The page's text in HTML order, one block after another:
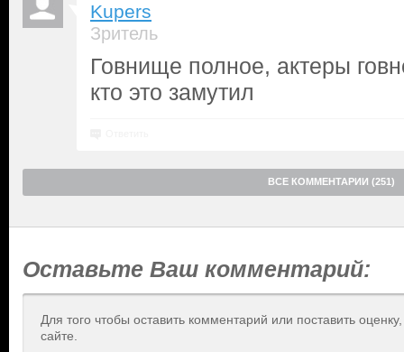
Kupers
Зритель
Говнище полное, актеры
кто это замутил
ВСЕ КОММЕНТАРИИ (251)
Оставьте Ваш комментарий:
Для того чтобы оставить комментарий или поставить
сайте.